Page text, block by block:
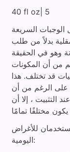
40 fl oz| 5
السريعة
بدلاً من طلب
وهو في الحقيقة
من أن المكونات
قد تختلف. هذا
على الرغم من أن
التثبيت ، إلا أن
للأغراض
اليومية: